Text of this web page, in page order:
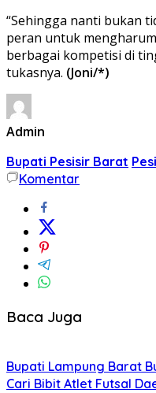
“Sehingga nanti bukan
peran untuk
berbagai kompetisi di
tukasnya. (Joni/*)
Admin
Bupati Pesisir Barat
Komentar
Baca Juga
Bupati Lampung Barat
Cari Bibit Atlet Futsal